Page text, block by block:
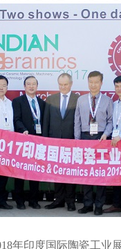
年印度国际陶瓷工业